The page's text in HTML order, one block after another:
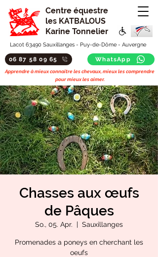
Centre équestre
les KATBALOUS
Karine Tonnelier
Lacot 63490 Sauxillanges - Puy-de-Dôme - Auvergne
06 87 58 09 65 WhatsApp
Apprendre à mieux connaitre les chevaux, mieux les comprendre
pour mieux les aimer.
Chasses aux œufs
de Pâques
So., 05. Apr.
  |
Sauxillanges
Promenades a poneys en cherchant les
oeufs